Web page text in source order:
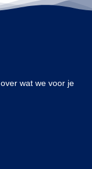
wat we voor je